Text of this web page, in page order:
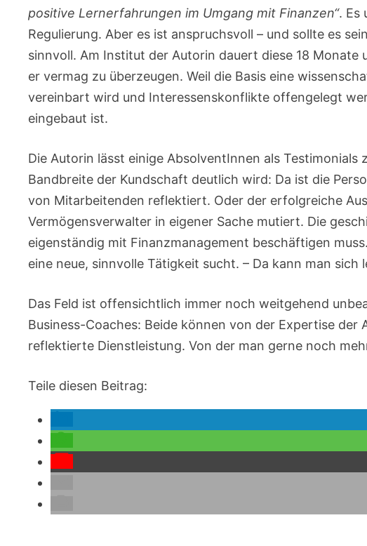
positive Lernerfahrungen im Umgang mit Finanzen“. Es
Regulierung. Aber es ist anspruchsvoll – und sollte es
sinnvoll. Am Institut der Autorin dauert diese 18 Monate
er vermag zu überzeugen. Weil die Basis eine
vereinbart wird und Interessenskonflikte offengelegt
eingebaut ist.
Die Autorin lässt einige AbsolventInnen als
Bandbreite der Kundschaft deutlich wird: Da ist die
von Mitarbeitenden reflektiert. Oder der erfolgreiche
Vermögensverwalter in eigener Sache mutiert. Die
eigenständig mit Finanzmanagement beschäftigen
eine neue, sinnvolle Tätigkeit sucht. – Da kann man sich
Das Feld ist offensichtlich immer noch weitgehend
Business-Coaches: Beide können von der Expertise
reflektierte Dienstleistung. Von der man gerne noch
Teile diesen Beitrag: